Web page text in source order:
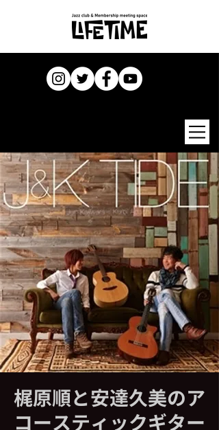
梶原順と安達久美のア
コースティックギター